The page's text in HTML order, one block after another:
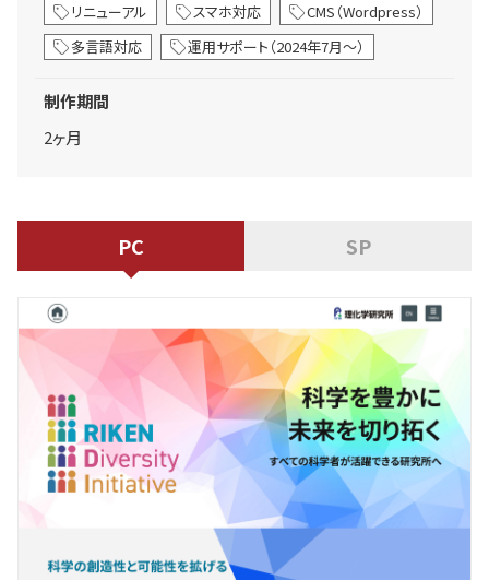
リニューアル スマホ対応
CMS（Wordpress）
多言語対応
運用サポート（2024年7月～）
制作期間
2ヶ月
PC SP